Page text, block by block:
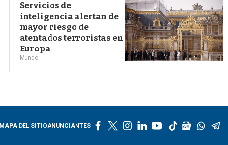
Servicios de
inteligencia alertan de
mayor riesgo de
atentados terroristas en
Europa
Mundo
MAPA DEL SITIOANUNCIANTES
l
y
t
g
w